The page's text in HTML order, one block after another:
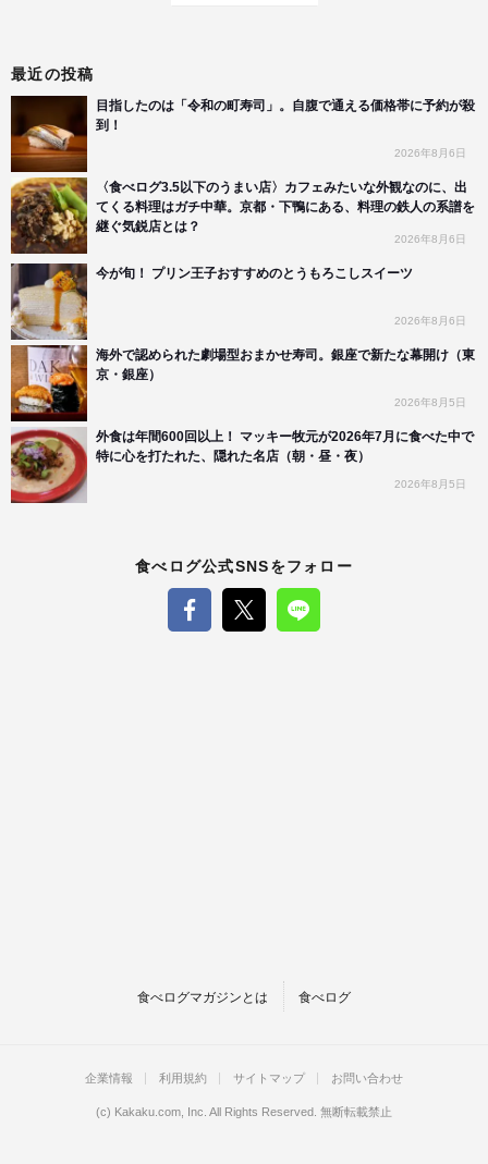
最近の投稿
目指したのは「令和の町寿司」。自腹で通える価格帯に予約が殺
到！
2026年8月6日
〈食べログ3.5以下のうまい店〉カフェみたいな外観なのに、出
てくる料理はガチ中華。京都・下鴨にある、料理の鉄人の系譜を
継ぐ気鋭店とは？
2026年8月6日
今が旬！ プリン王子おすすめのとうもろこしスイーツ
2026年8月6日
海外で認められた劇場型おまかせ寿司。銀座で新たな幕開け（東
京・銀座）
2026年8月5日
外食は年間600回以上！ マッキー牧元が2026年7月に食べた中で
特に心を打たれた、隠れた名店（朝・昼・夜）
2026年8月5日
食べログ公式SNSをフォロー
食べログマガジンとは 食べログ
企業情報 利用規約 サイトマップ お問い合わせ
(c) Kakaku.com, Inc. All Rights Reserved. 無断転載禁止